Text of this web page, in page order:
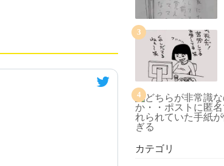
3
4
カテゴリ